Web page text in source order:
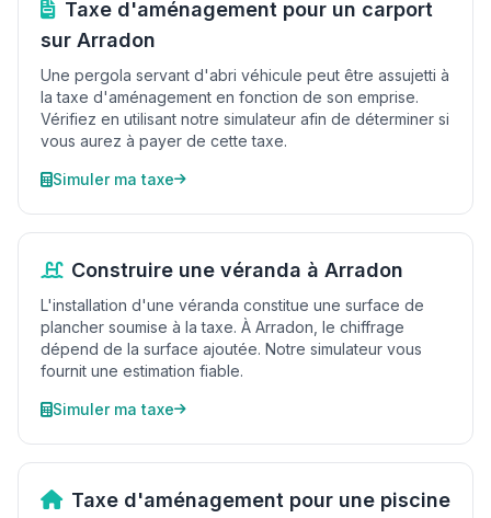
Taxe d'aménagement pour un carport
sur Arradon
Une pergola servant d'abri véhicule peut être assujetti à
la taxe d'aménagement en fonction de son emprise.
Vérifiez en utilisant notre simulateur afin de déterminer si
vous aurez à payer de cette taxe.
Simuler ma taxe
Construire une véranda à Arradon
L'installation d'une véranda constitue une surface de
plancher soumise à la taxe. À Arradon, le chiffrage
dépend de la surface ajoutée. Notre simulateur vous
fournit une estimation fiable.
Simuler ma taxe
Taxe d'aménagement pour une piscine